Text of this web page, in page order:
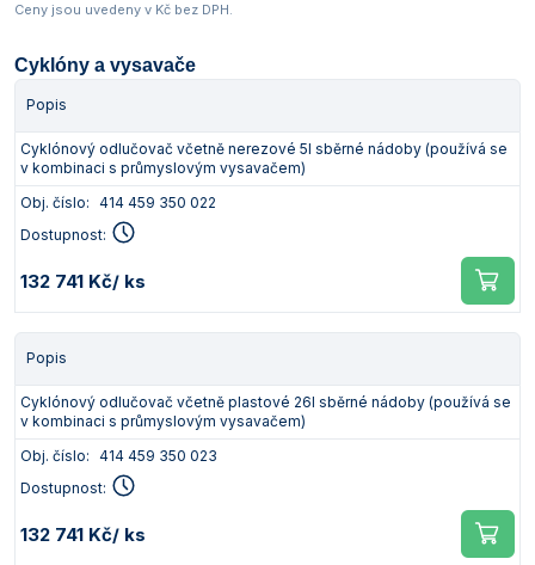
Ceny jsou uvedeny v Kč bez DPH.
Cyklóny a vysavače
Popis
Cyklónový odlučovač včetně nerezové 5l sběrné nádoby (používá se
v kombinaci s průmyslovým vysavačem)
Obj. číslo: 414 459 350 022
Dostupnost:
132 741 Kč/ ks
Popis
Cyklónový odlučovač včetně plastové 26l sběrné nádoby (používá se
v kombinaci s průmyslovým vysavačem)
Obj. číslo: 414 459 350 023
Dostupnost:
132 741 Kč/ ks